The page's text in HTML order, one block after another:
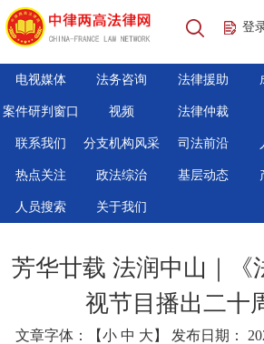
登
电视媒体 法务咨询 法律援助
案件研判窗口 视频 法律仲裁
联系我们 分支机构风采 司法前沿
热点关注 政法综治 基层动态
人员搜索 关于我们
芳华廿载 法润中山｜《
视节目播出二十
文章字体：【小 中 大 】 发布日期：